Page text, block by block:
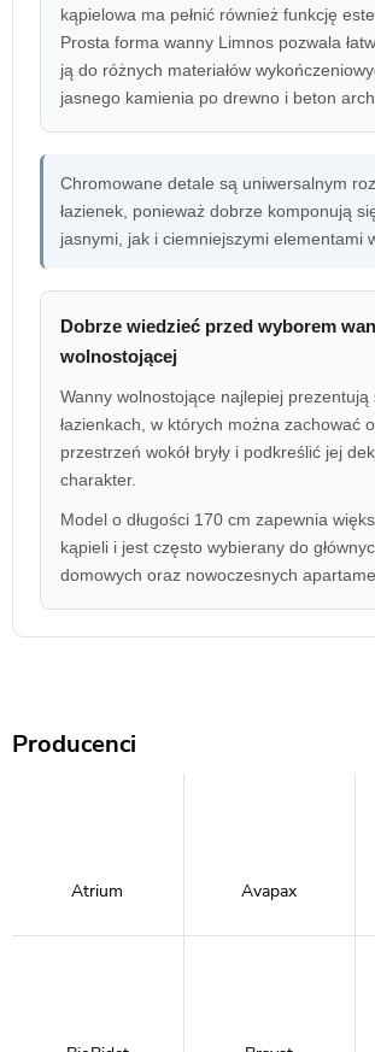
kąpielowa ma pełnić również funkcję
Prosta forma wanny Limnos pozwala
ją do różnych materiałów
jasnego kamienia po drewno i beton
Chromowane detale są uniwersalnym
łazienek, ponieważ dobrze komponują
jasnymi, jak i ciemniejszymi elementami
Dobrze wiedzieć przed wyborem
wolnostojącej
Wanny wolnostojące najlepiej prezentują
łazienkach, w których można zachować
przestrzeń wokół bryły i podkreślić jej
charakter.
Model o długości 170 cm zapewnia
kąpieli i jest często wybierany do
domowych oraz nowoczesnych
Producenci
Atrium Avapax